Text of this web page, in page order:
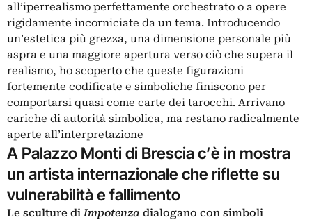
all’iperrealismo perfettamente orchestrato o a opere
rigidamente incorniciate da un tema. Introducendo
un’estetica più grezza, una dimensione personale più
aspra e una maggiore apertura verso ciò che supera il
realismo, ho scoperto che queste figurazioni
fortemente codificate e simboliche finiscono per
comportarsi quasi come carte dei tarocchi. Arrivano
cariche di autorità simbolica, ma restano radicalmente
aperte all’interpretazione
A Palazzo Monti di Brescia c’è in mostra
un artista internazionale che riflette su
vulnerabilità e fallimento
Le sculture diImpotenza dialogano con simboli